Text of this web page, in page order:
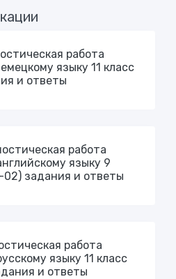
работа
языку 11 класс
и ответы
работа
языку 9
02) задания и ответы
работа
языку 11 класс
и ответы